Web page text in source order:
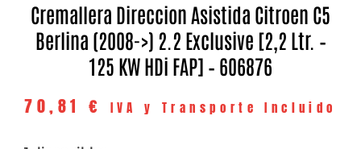
Cremallera Direccion Asistida Citroen C5
Berlina (2008->) 2.2 Exclusive [2,2 Ltr. –
125 KW HDi FAP] – 606876
70,81 € IVA y Transporte Incluido